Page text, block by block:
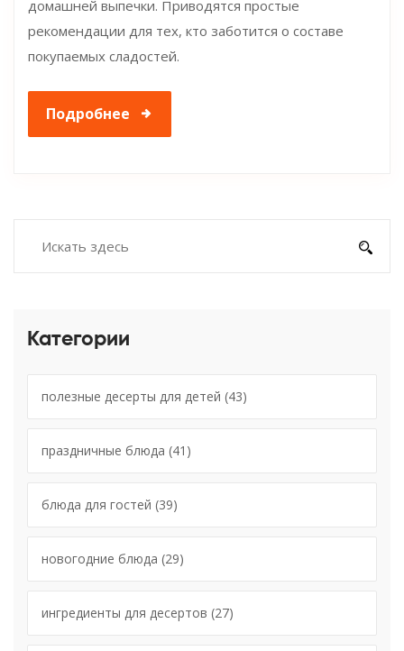
домашней выпечки. Приводятся простые
рекомендации для тех, кто заботится о составе
покупаемых сладостей.
Подробнее
Категории
полезные десерты для детей (43)
праздничные блюда (41)
блюда для гостей (39)
новогодние блюда (29)
ингредиенты для десертов (27)